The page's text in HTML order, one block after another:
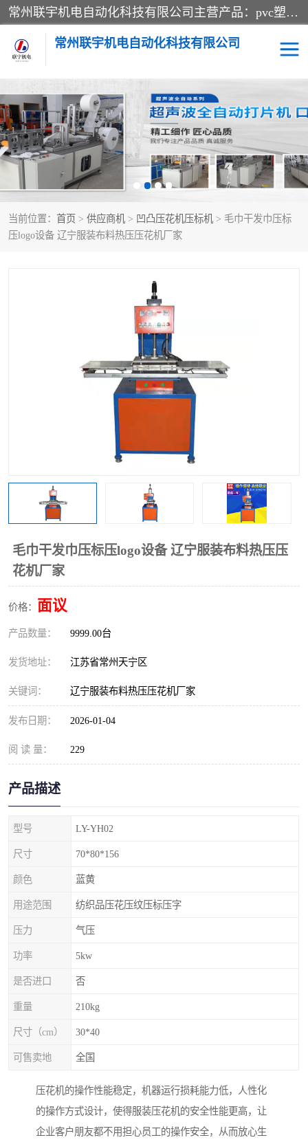
常州联宇机电自动化科技有限公司主营产品：pvc塑料焊机、高频热合机、软膜天花压边机、服装布料凹凸压花机、布料3d压印设备、服装植胶设备、超声波布料花边机、无纺布热合机、全自动压花机。
常州联宇机电自动化科技有限公司
当前位置： 首页 > 供应商机 > 凹凸压花机压标机 > 毛巾干发巾压标
压logo设备 辽宁服装布料热压压花机厂家
毛巾干发巾压标压logo设备 辽宁服装布料热压压
花机厂家
价格： 面议
产品数量： 9999.00台
发货地址： 江苏省常州天宁区
关键词： 辽宁服装布料热压压花机厂家
发布日期： 2026-01-04
阅 读 量： 229
产品描述
型号 LY-YH02
尺寸 70*80*156
颜色 蓝黄
用途范围 纺织品压花压纹压标压字
压力 气压
功率 5kw
是否进口 否
重量 210kg
尺寸（cm） 30*40
可售卖地 全国
压花机的操作性能稳定，机器运行损耗能力低，人性化
的操作方式设计，使得服装压花机的安全性能更高，让
企业客户朋友都不用担心员工的操作安全，从而放心生
压花定型机以及压花模具 超声波热合机
高频热合机 超声波花边机
超声波复合压花机 凹凸压花机压标机
3040凹凸压花机 双头服装凹凸压花机
海绵产品成型机